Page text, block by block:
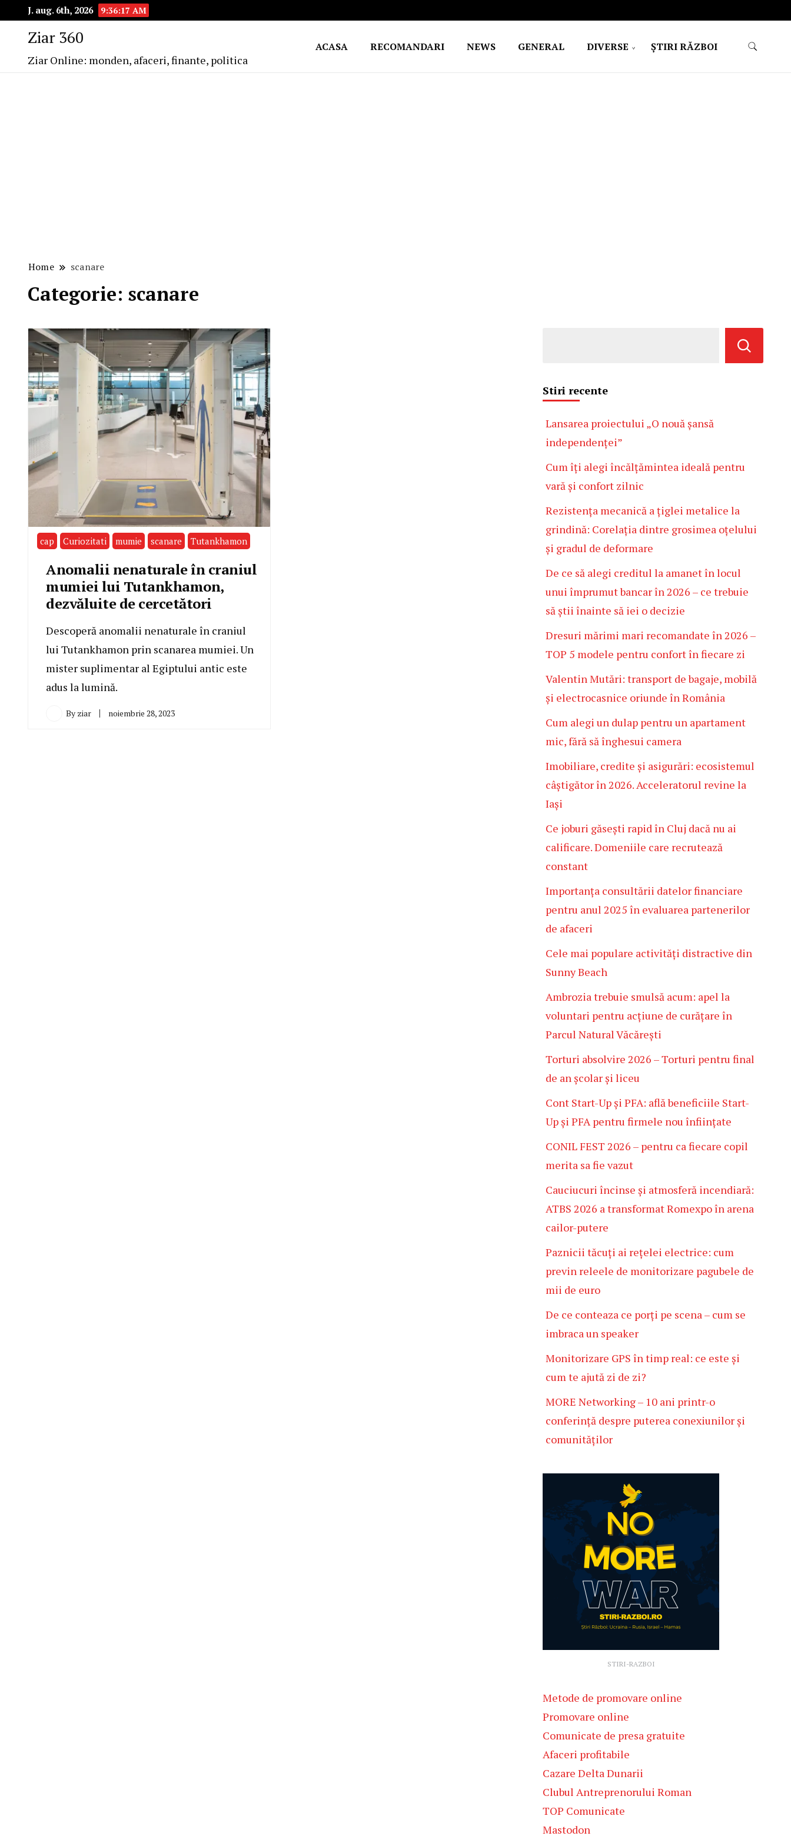
J. aug. 6th, 2026 9:36:17 AM
Ziar 360
Ziar Online: monden, afaceri, finante, politica
ACASA RECOMANDARI NEWS GENERAL DIVERSE ŞTIRI RĂZBOI
Home scanare
Categorie: scanare
cap Curiozitati mumie scanare Tutankhamon
Anomalii nenaturale în craniul
mumiei lui Tutankhamon,
dezvăluite de cercetători
Descoperă anomalii nenaturale în craniul
lui Tutankhamon prin scanarea mumiei. Un
mister suplimentar al Egiptului antic este
adus la lumină.
By ziar noiembrie 28, 2023
Stiri recente
Lansarea proiectului „O nouă șansă
independenței”
Cum îți alegi încălțămintea ideală pentru
vară și confort zilnic
Rezistența mecanică a țiglei metalice la
grindină: Corelația dintre grosimea oțelului
și gradul de deformare
De ce să alegi creditul la amanet în locul
unui împrumut bancar în 2026 – ce trebuie
să știi înainte să iei o decizie
Dresuri mărimi mari recomandate în 2026 –
TOP 5 modele pentru confort în fiecare zi
Valentin Mutări: transport de bagaje, mobilă
și electrocasnice oriunde în România
Cum alegi un dulap pentru un apartament
mic, fără să înghesui camera
Imobiliare, credite și asigurări: ecosistemul
câștigător în 2026. Acceleratorul revine la
Iași
Ce joburi găsești rapid în Cluj dacă nu ai
calificare. Domeniile care recrutează
constant
Importanța consultării datelor financiare
pentru anul 2025 în evaluarea partenerilor
de afaceri
Cele mai populare activități distractive din
Sunny Beach
Ambrozia trebuie smulsă acum: apel la
voluntari pentru acțiune de curățare în
Parcul Natural Văcărești
Torturi absolvire 2026 – Torturi pentru final
de an școlar și liceu
Cont Start-Up și PFA: află beneficiile Start-
Up și PFA pentru firmele nou înființate
CONIL FEST 2026 – pentru ca fiecare copil
merita sa fie vazut
Cauciucuri încinse și atmosferă incendiară:
ATBS 2026 a transformat Romexpo în arena
cailor-putere
Paznicii tăcuți ai rețelei electrice: cum
previn releele de monitorizare pagubele de
mii de euro
De ce conteaza ce porți pe scena – cum se
imbraca un speaker
Monitorizare GPS în timp real: ce este și
cum te ajută zi de zi?
MORE Networking – 10 ani printr-o
conferință despre puterea conexiunilor și
comunităților
STIRI-RAZBOI
Metode de promovare online
Promovare online
Comunicate de presa gratuite
Afaceri profitabile
Cazare Delta Dunarii
Clubul Antreprenorului Roman
TOP Comunicate
Mastodon